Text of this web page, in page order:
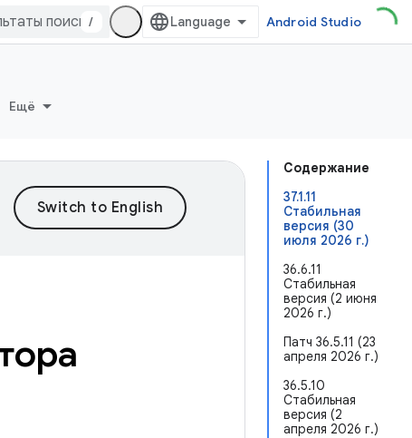
/ Android Studio
Ещё
Содержание
37.1.11
Стабильная
версия (30
июля 2026 г.)
36.6.11
Стабильная
версия (2 июня
2026 г.)
Патч 36.5.11 (23
апреля 2026 г.)
36.5.10
Стабильная
версия (2
апреля 2026 г.)